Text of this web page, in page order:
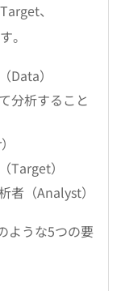
、
。
Data）
分析すること
Target）
者（Analyst）
ような5つの要